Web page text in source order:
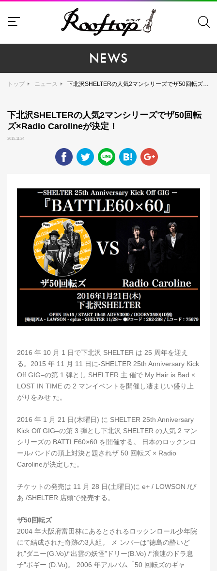
NEWS
トップ ニュース 下北沢SHELTERの人気2マンシリーズでザ50回転ズ×Radio Carolineが決定！
下北沢SHELTERの人気2マンシリーズでザ50回転
ズ×Radio Carolineが決定！
2015.11.24
2016 年 10 月 1 日で下北沢 SHELTER は 25 周年を迎え
る。2015 年 11 月 11 日に-SHELTER 25th Anniversary Kick
Off GIG‒の第 1 弾とし SHELTER 主 催で My Hair is Bad ×
LOST IN TIME の 2 マンイベントを開催し凄まじい盛り上
がりをみせ た。
2016 年 1 月 21 日(木曜日) に SHELTER 25th Anniversary
Kick Off GIG‒の第 3 弾とし下北沢 SHELTER の人気 2 マン
シリーズの BATTLE60×60 を開催する。 日本のロックンロ
ールバンドの頂上対決と題されザ 50 回転ズ × Radio
Carolineが決定した。
チケットの発売は 11 月 28 日(土曜日)に e+ / LOWSON /ぴ
あ /SHELTER 店頭で発売する。
ザ50回転ズ
2004 年大阪府富田林にあるとされるロックンロール少年院
にて結成された奇跡の3人組。 メ ンバーは“徳島の酔いど
れ”ダニー(G.Vo)/“出雲の妖怪”ドリー(B.Vo) /“浪速のドラ息
子”ボギー (D.Vo)。 2006 年アルバム「50 回転ズのギャ